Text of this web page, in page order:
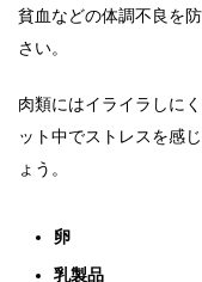
貧血などの体調不良を
さい。
肉類にはイライラしに
ット中でストレスを感
ょう。
卵
乳製品